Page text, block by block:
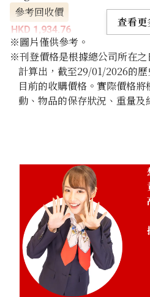
參考回收價
HKD 1,934.76
查看更
※圖片僅供參考。
※刊登價格是根據總公司所在
計算出，截至29/01/2026的
目前的收購價格。實際價格
動、物品的保存狀況、重量及